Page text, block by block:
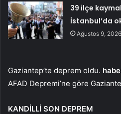
39 ilçe
İstanbul’da
Ağustos 9, 2026
Gaziantep’te deprem oldu.
AFAD Depremi’ne göre
KANDİLLİ SON DEPREM